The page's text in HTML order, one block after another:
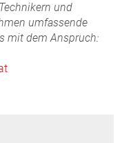
und
umfassende
mit dem Anspruch: